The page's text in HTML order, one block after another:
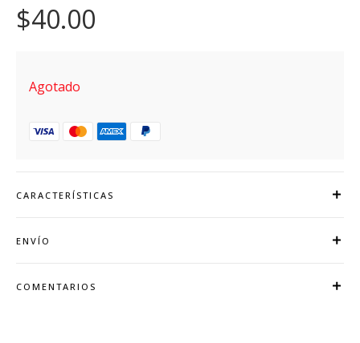
$40.00
Agotado
CARACTERÍSTICAS
ENVÍO
COMENTARIOS